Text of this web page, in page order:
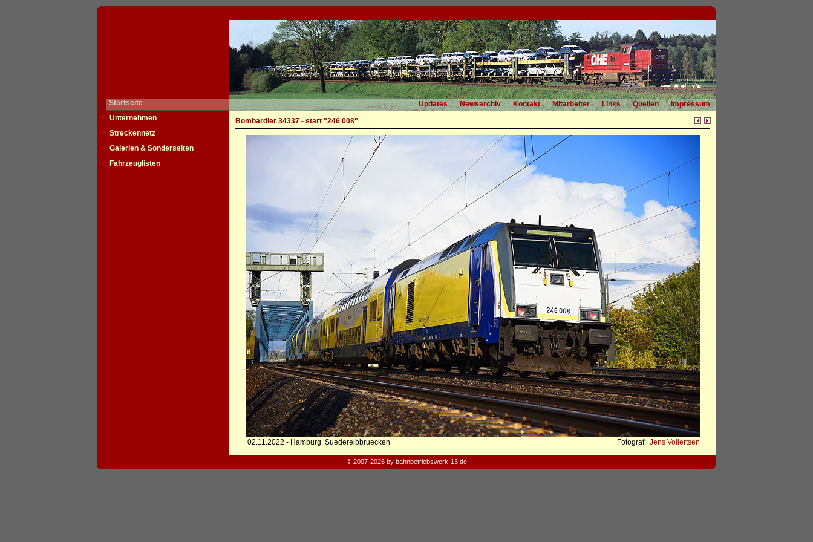
Startseite Updates Newsarchiv Kontakt Mitarbeiter Links Quellen
Impressum
Unternehmen
Streckennetz
Galerien & Sonderseiten
Fahrzeuglisten
Bombardier 34337 - start "246 008"
02.11.2022 - Hamburg, Suederelbbruecken Fotograf: Jens Vollertsen
© 2007-2026 by bahnbetriebswerk-13.de